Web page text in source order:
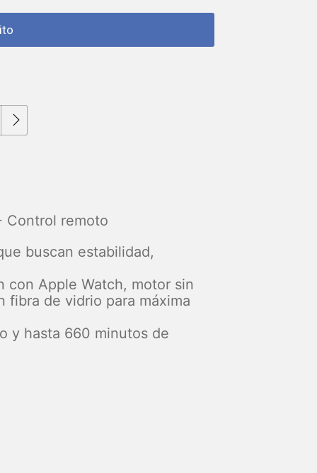
Control remoto
buscan estabilidad,
con Apple Watch, motor sin
fibra de vidrio para máxima
y hasta 660 minutos de